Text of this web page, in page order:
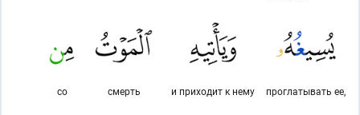
проглатывать ее,
и приходит к нему
смерть
со